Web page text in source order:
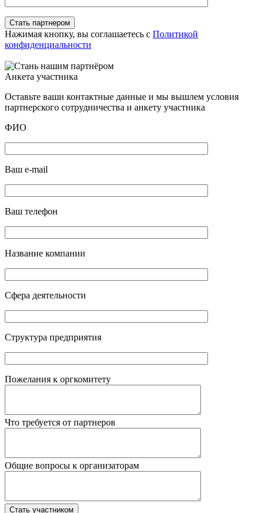
Нажимая кнопку, вы соглашаетесь с Политикой
конфиденциальности
Анкета участника
Оставьте ваши контактные данные и мы вышлем условия
партнерского сотрудничества и анкету участника
ФИО
Ваш e-mail
Ваш телефон
Название компании
Сфера деятельности
Структура предприятия
Пожелания к оргкомитету
Что требуется от партнеров
Общие вопросы к организаторам